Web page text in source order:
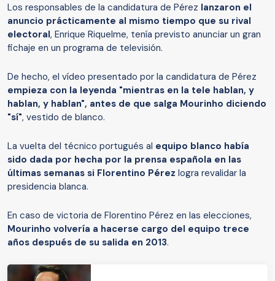
Los responsables de la candidatura de Pérez lanzaron el
anuncio prácticamente al mismo tiempo que su rival
electoral, Enrique Riquelme, tenía previsto anunciar un gran
fichaje en un programa de televisión.
De hecho, el vídeo presentado por la candidatura de Pérez
empieza con la leyenda "mientras en la tele hablan, y
hablan, y hablan", antes de que salga Mourinho diciendo
"sí", vestido de blanco.
La vuelta del técnico portugués al equipo blanco había
sido dada por hecha por la prensa española en las
últimas semanas si Florentino Pérez logra revalidar la
presidencia blanca.
En caso de victoria de Florentino Pérez en las elecciones,
Mourinho volvería a hacerse cargo del equipo trece
años después de su salida en 2013.